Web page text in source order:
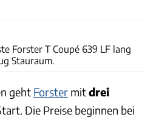
Forster T Coupé 639 LF lang
Stauraum.
geht Forster mitdrei
Die Preise beginnen bei